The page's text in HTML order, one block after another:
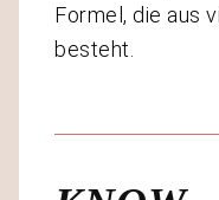
Formel, die aus
besteht.